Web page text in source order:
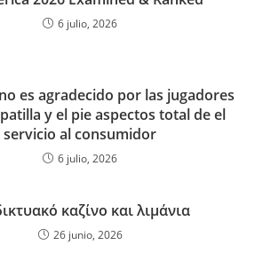
6 julio, 2026
es agradecido por las jugadores
y el pie aspectos total de el
servicio al consumidor
6 julio, 2026
καζίνο και λιμάνια
26 junio, 2026